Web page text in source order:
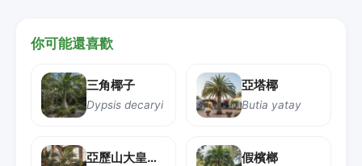
你可能還喜歡
三角椰子
Dypsis decaryi
亞塔椰
Butia yatay
亞歷山大皇后椰子 假檳榔